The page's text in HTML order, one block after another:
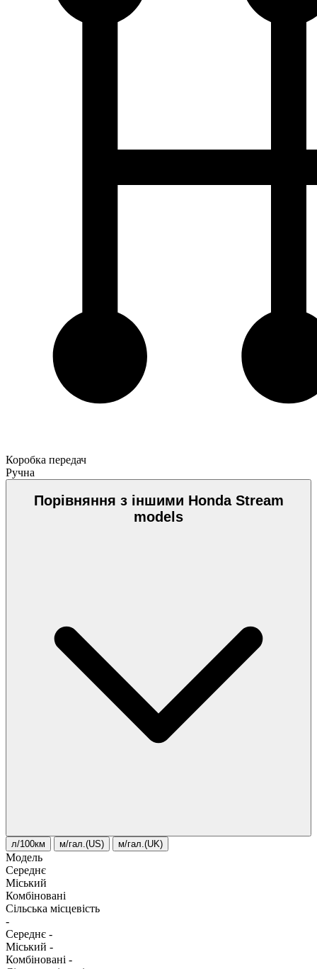
Коробка передач
Ручна
Порівняння з іншими Honda Stream
models
л/100км м/гал.(US) м/гал.(UK)
Модель
Середнє
Міський
Комбіновані
Сільська місцевість
-
Середнє -
Міський -
Комбіновані -